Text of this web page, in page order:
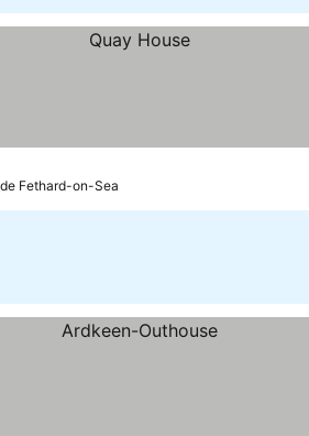
Fethard-on-Sea